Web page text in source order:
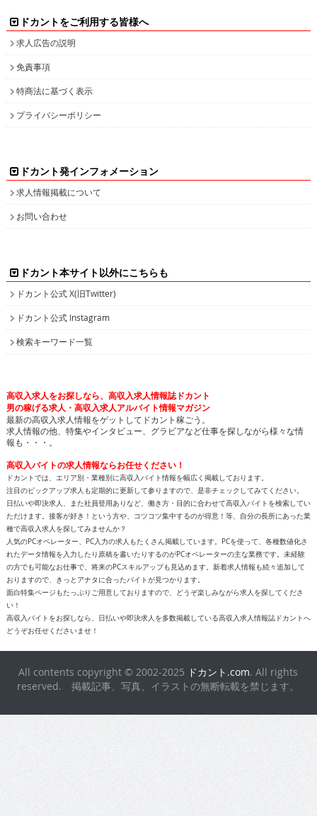
ドカントをご利用する皆様へ
求人広告の説明
免責事項
特商法に基づく表示
プライバシーポリシー
ドカント発インフォメーション
求人情報掲載について
お問い合わせ
ドカント本サイト以外にこちらも
ドカント公式 X(旧Twitter)
ドカント公式 Instagram
検索キーワード一覧
高収入求人をお探しなら、高収入求人情報誌ドカント
男の稼げる求人・高収入求人アルバイト情報マガジン
最新の高収入求人情報をゲットしてドカント稼ごう。
求人情報の他、特集やインタビュー、グラビアなど仕事を探しながら様々な情
報も・・・。
高収入バイトの求人情報ならお任せください！
ドカントでは、エリア別・業種別に高収入バイト情報を幅広く掲載しております。
注目のピックアップ求人も定期的に更新して参りますので、是非チェックしてみてください。
日払いや即決求人、また社員登用ありなど、働き方・目的に合わせて高収入バイトを検索してい
ただけます。接客が好き！という方や、コツコツ集中するのが得意！等、自分の長所にあった業
種で高収入求人を探してみませんか？
人気のPCオペレーター、PC入力の求人もたくさん掲載しています。PCを使って、各種数値化さ
れたデータ情報を入力したり原稿を書いたりするのがPCオペレーターの主な業務です。未経験
の方でも可能なお仕事で、将来のPCスキルアップも見込めます。新着求人情報も続々追加して
おりますので、きっとアナタに合ったバイトが見つかります。
面白特集ページもたっぷりご用意しておりますので、どうぞ楽しみながら求人を探してくださ
い！
高収入バイトをお探しなら、日払いや即決求人を多数掲載している高収入求人情報誌ドカントへ
どうぞお任せくださいませ！
All contents copyright © 2002-2025 ドカント.com. All rights
reserved. 掲載記事、写真、イラストの無断転載を禁じます。